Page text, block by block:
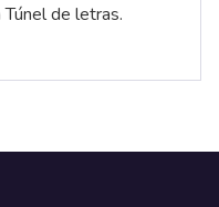
de letras.